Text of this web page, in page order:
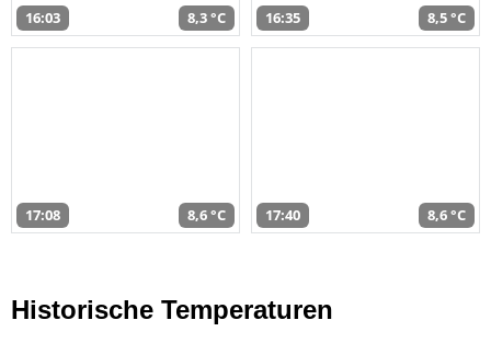
16:03 8,3 °C 16:35 8,5 °C
17:08 8,6 °C 17:40 8,6 °C
Historische Temperaturen